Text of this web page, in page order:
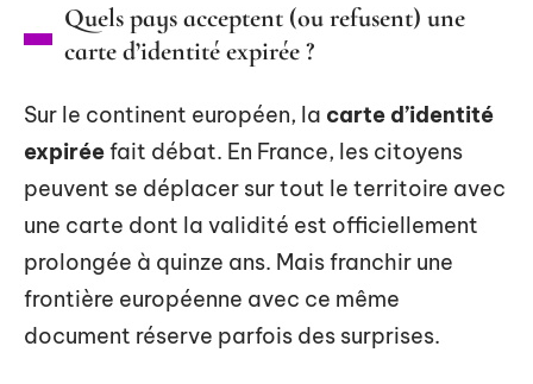
Quels pays acceptent (ou refusent) une
carte d’identité expirée ?
Sur le continent européen, la carte d’identité
expiréefait débat. En France, les citoyens
peuvent se déplacer sur tout le territoire avec
une carte dont la validité est officiellement
prolongée à quinze ans. Mais franchir une
frontière européenne avec ce même
document réserve parfois des surprises.